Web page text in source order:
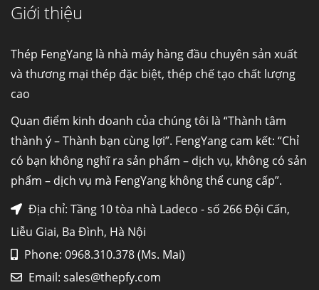
Giới thiệu
Thép FengYang là nhà máy hàng đầu chuyên sản xuất
và thương mại thép đặc biệt, thép chế tạo chất lượng
cao
Quan điểm kinh doanh của chúng tôi là “Thành tâm
thành ý – Thành bạn cùng lợi”. FengYang cam kết: “Chỉ
có bạn không nghĩ ra sản phẩm – dịch vụ, không có sản
phẩm – dịch vụ mà FengYang không thể cung cấp”.
Địa chỉ: Tầng 10 tòa nhà Ladeco - số 266 Đội Cấn,
Liễu Giai, Ba Đình, Hà Nội
Phone: 0968.310.378 (Ms. Mai)
Email: sales@thepfy.com
Ống đúc kéo nguội là gì? Ống...
Fengyang là một trong những nhà
máy...
Hợp kim N06625 là gì? Giá hợp kim 625 mới
nhiệt,...
Mua inox ở đâu chất lượng giá tốt? Gọi ngay